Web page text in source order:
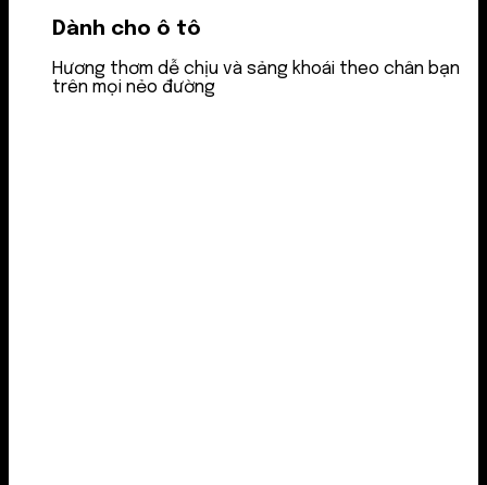
Dành cho ô tô
Hương thơm dễ chịu và sảng khoái theo chân bạn
trên mọi nẻo đường